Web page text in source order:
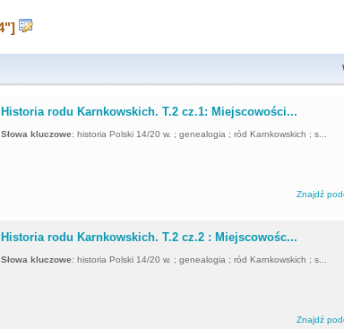
Historia rodu Karnkowskich. T.2 cz.1: Miejscowości...
Słowa kluczowe:historia Polski 14/20 w. ; genealogia ; ród Karnkowskich ; s...
Znajdź
Historia rodu Karnkowskich. T.2 cz.2 : Miejscowośc...
Słowa kluczowe:historia Polski 14/20 w. ; genealogia ; ród Karnkowskich ; s...
Znajdź